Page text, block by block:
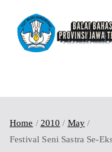
Home 2010
May
Festival Seni Sastra Se-